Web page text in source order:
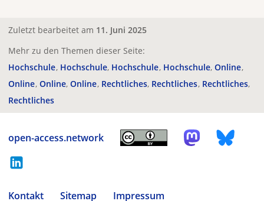
Zuletzt bearbeitet am 11. Juni 2025
Mehr zu den Themen dieser Seite:
Hochschule Hochschule Hochschule Hochschule Online
Online Online Online Rechtliches Rechtliches Rechtliches
Rechtliches
open-access.network
Kontakt Sitemap
Impressum